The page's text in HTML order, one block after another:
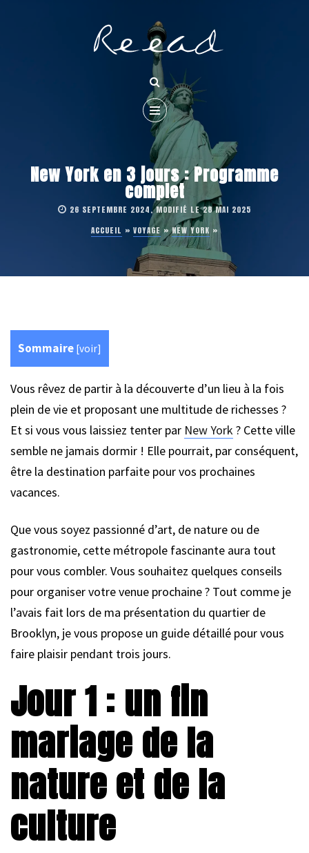
New York en 3 jours : Programme
complet
26 SEPTEMBRE 2024, MODIFIÉ LE 28 MAI 2025
ACCUEIL » VOYAGE »NEW YORK »
Sommaire [voir]
Vous rêvez de partir à la découverte d’un lieu à la fois
plein de vie et proposant une multitude de richesses ?
Et si vous vous laissiez tenter par New York ? Cette ville
semble ne jamais dormir ! Elle pourrait, par conséquent,
être la destination parfaite pour vos prochaines
vacances.
Que vous soyez passionné d’art, de nature ou de
gastronomie, cette métropole fascinante aura tout
pour vous combler. Vous souhaitez quelques conseils
pour organiser votre venue prochaine ? Tout comme je
l’avais fait lors de ma présentation du quartier de
Brooklyn, je vous propose un guide détaillé pour vous
faire plaisir pendant trois jours.
Jour 1 : un fin
mariage de la
nature et de la
culture